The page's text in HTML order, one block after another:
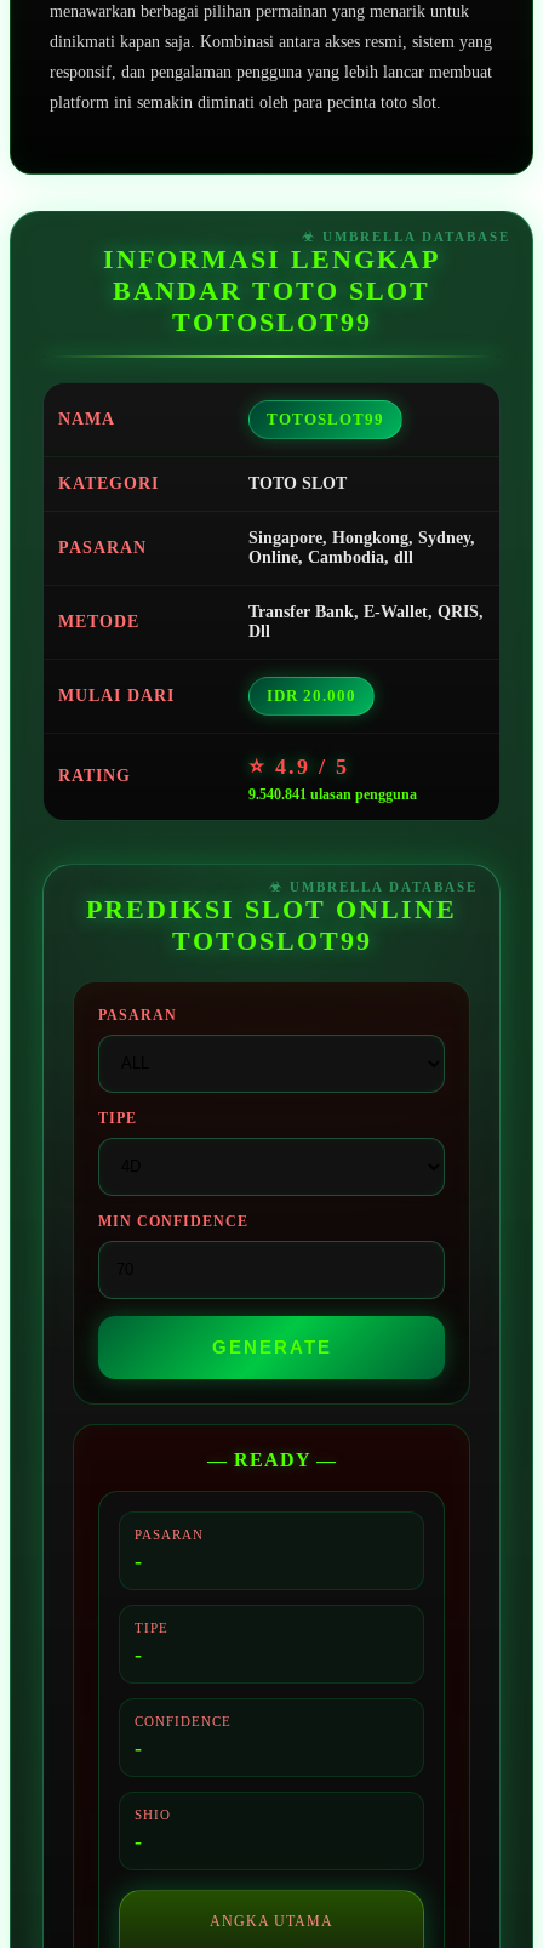
menawarkan berbagai pilihan permainan yang menarik untuk
dinikmati kapan saja. Kombinasi antara akses resmi, sistem yang
responsif, dan pengalaman pengguna yang lebih lancar membuat
platform ini semakin diminati oleh para pecinta toto slot.
INFORMASI LENGKAP
BANDAR TOTO SLOT
TOTOSLOT99
NAMA TOTOSLOT99
KATEGORI TOTO SLOT
PASARAN
Singapore, Hongkong, Sydney,
Online, Cambodia, dll
METODE
Transfer Bank, E-Wallet, QRIS,
Dll
MULAI DARI IDR 20.000
RATING ⭐ 4.9 / 5
9.540.841 ulasan pengguna
PREDIKSI SLOT ONLINE
TOTOSLOT99
PASARAN
TIPE
MIN CONFIDENCE
GENERATE
— READY —
PASARAN
-
TIPE
-
CONFIDENCE
-
SHIO
-
ANGKA UTAMA